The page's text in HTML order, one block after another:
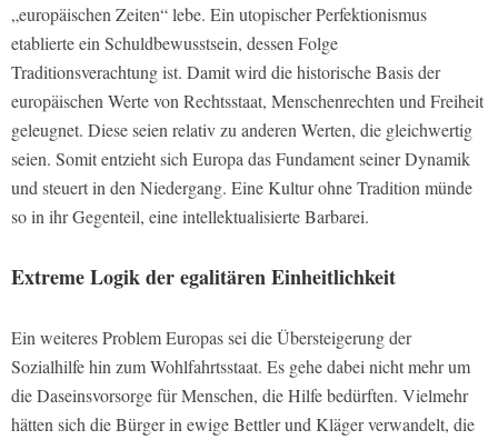
„europäischen Zeiten“ lebe. Ein utopischer Perfektionismus
etablierte ein Schuldbewusstsein, dessen Folge
Traditionsverachtung ist. Damit wird die historische Basis der
europäischen Werte von Rechtsstaat, Menschenrechten und Freiheit
geleugnet. Diese seien relativ zu anderen Werten, die gleichwertig
seien. Somit entzieht sich Europa das Fundament seiner Dynamik
und steuert in den Niedergang. Eine Kultur ohne Tradition münde
so in ihr Gegenteil, eine intellektualisierte Barbarei.
Extreme Logik der egalitären Einheitlichkeit
Ein weiteres Problem Europas sei die Übersteigerung der
Sozialhilfe hin zum Wohlfahrtsstaat. Es gehe dabei nicht mehr um
die Daseinsvorsorge für Menschen, die Hilfe bedürften. Vielmehr
hätten sich die Bürger in ewige Bettler und Kläger verwandelt, die